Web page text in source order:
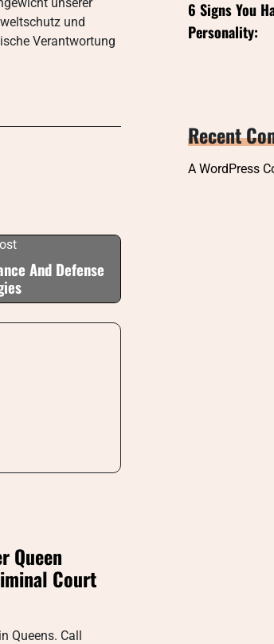
und
Verantwortung
And Defense
Queen
Court
Queens. Call
6 Signs You
Personality:
Recent
A WordPress